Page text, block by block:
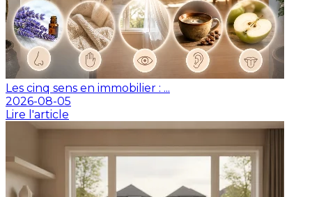
Les cinq sens en immobilier : ...
2026-08-05
Lire l'article